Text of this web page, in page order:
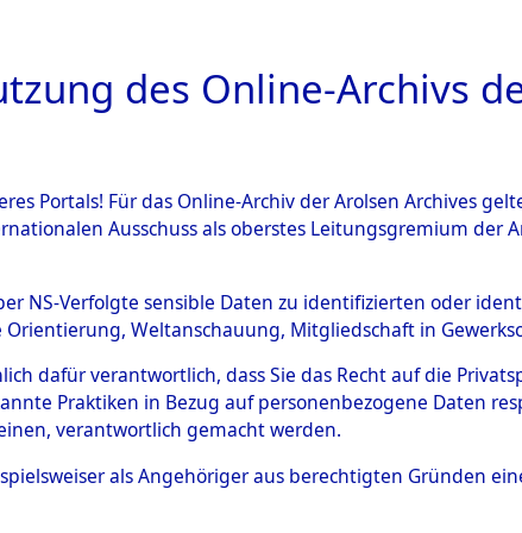
BESTANDSBESCHREIBUNG ARCHIVALE
von Daten
und unbekannte
und
(84609128)
des Online-Archivs
Portals! Für das Online-Archiv der Arolsen Archives
Ausschuss als oberstes Leitungsgremium
NS-Verfolgte sensible Daten zu identifizierten oder
Weltanschauung, Mitgliedschaft in
dafür verantwortlich, dass Sie das Recht auf die
Praktiken in Bezug auf personenbezogene Daten
verantwortlich gemacht werden.
als Angehöriger aus berechtigten Gründen